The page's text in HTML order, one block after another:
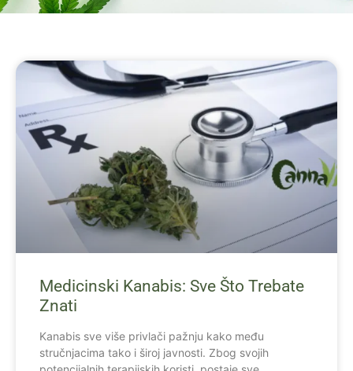
Medicinski Kanabis: Sve Što Trebate
Znati
Kanabis sve više privlači pažnju kako među
stručnjacima tako i široj javnosti. Zbog svojih